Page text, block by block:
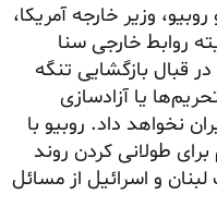
وزیر خارجه آمریکا،
روابط خارجی سنا
قبال بازگشایی تنگه
یا آزادسازی
نخواهد داد. روبیو با
طولانی کردن روند
و اسرائیل از مسائل